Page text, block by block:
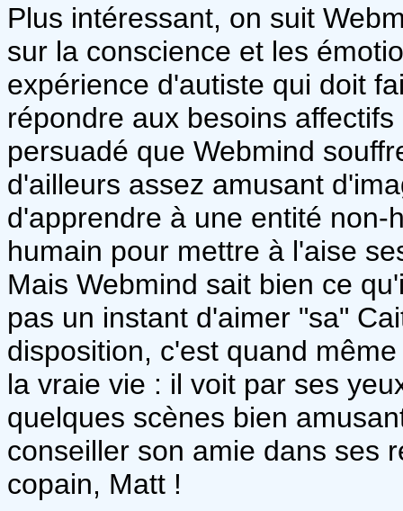
Plus intéressant, on suit
sur la conscience et les
expérience d'autiste qui doit
répondre aux besoins
persuadé que Webmind
d'ailleurs assez amusant
d'apprendre à une entité
humain pour mettre à l'aise
Mais Webmind sait bien ce
pas un instant d'aimer "sa"
disposition, c'est quand
la vraie vie : il voit par ses
quelques scènes bien
conseiller son amie dans ses
copain, Matt !